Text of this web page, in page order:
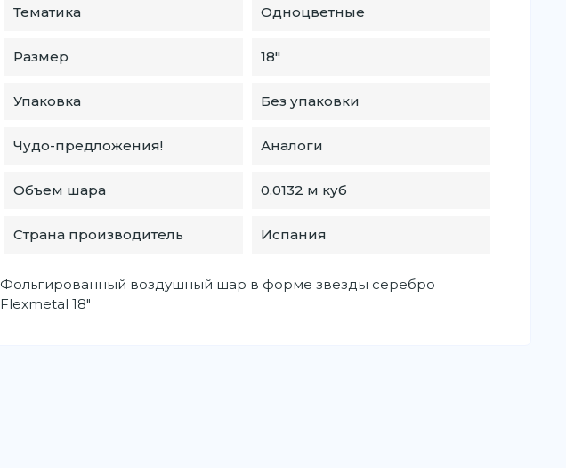
Тематика Одноцветные
Размер 18″
Упаковка Без упаковки
Чудо-предложения! Аналоги
Объем шара 0.0132 м куб
Страна производитель Испания
Фольгированный воздушный шар в форме звезды серебро
Flexmetal 18"